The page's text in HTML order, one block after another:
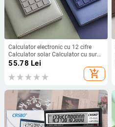
Calculator electronic cu 12 cifre
Calculator solar Calculator cu sursă
de alimentare duală pentru acasă,
birou, școală, financiar, birou
electronic
55.78 Lei
add_shopping_cart